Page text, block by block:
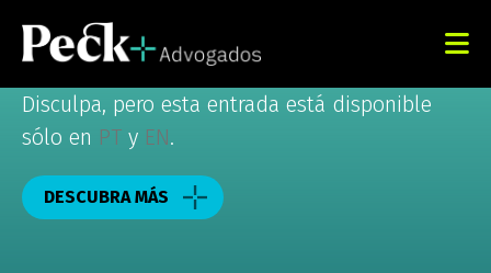
Disculpa, pero esta entrada está disponible
sólo en PT y EN.
DESCUBRA MÁS